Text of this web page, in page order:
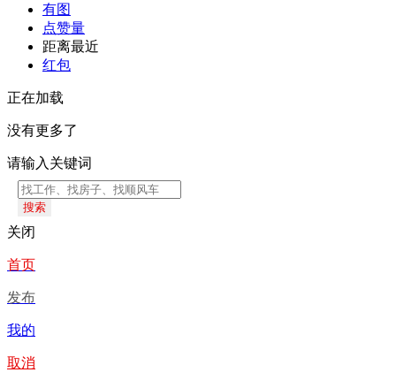
有图
点赞量
距离最近
红包
正在加载
没有更多了
请输入关键词
搜索
关闭
首页
发布
我的
取消